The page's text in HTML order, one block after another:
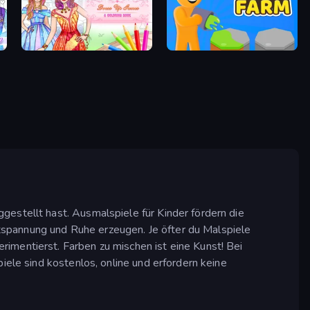
Dress Up Games & Coloring Book Color Farm
hast. Ausmalspiele für Kinder fördern die
und Ruhe erzeugen. Je öfter du Malspiele
Farben zu mischen ist eine Kunst! Bei
sind kostenlos, online und erfordern keine